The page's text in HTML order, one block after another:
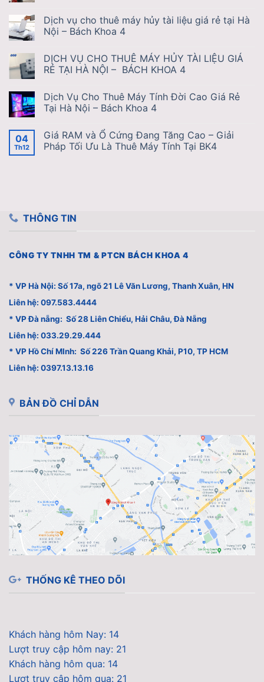
Dịch vụ cho thuê máy hủy tài liệu giá rẻ tại Hà
Nội – Bách Khoa 4
DỊCH VỤ CHO THUÊ MÁY HỦY TÀI LIỆU GIÁ
RẺ TẠI HÀ NỘI – BÁCH KHOA 4
Dịch Vụ Cho Thuê Máy Tính Đời Cao Giá Rẻ
Tại Hà Nội – Bách Khoa 4
04
Th12
Giá RAM và Ổ Cứng Đang Tăng Cao – Giải
Pháp Tối Ưu Là Thuê Máy Tính Tại BK4
THÔNG TIN
CÔNG TY TNHH TM & PTCN BÁCH KHOA 4
* VP Hà Nội: Số 17a, ngõ 21 Lê Văn Lương, Thanh Xuân, HN
Liên hệ: 097.583.4444
* VP Đà nẵng: Số 28 Liên Chiểu, Hải Châu, Đà Nẵng
Liên hệ: 033.29.29.444
* VP Hồ Chí MInh: Số 226 Trần Quang Khải, P10, TP HCM
Liên hệ: 0397.13.13.16
BẢN ĐỒ CHỈ DẪN
THỐNG KÊ THEO DÕI
Khách hàng hôm Nay: 14
Lượt truy cập hôm nay: 21
Khách hàng hôm qua: 14
Lượt truy cập hôm qua: 21